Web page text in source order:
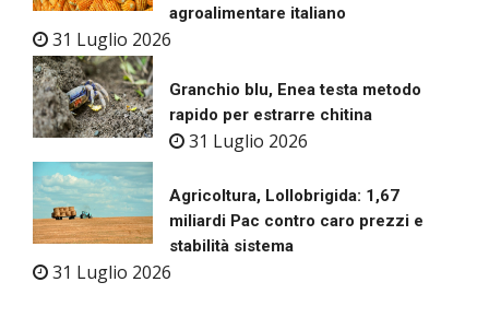
agroalimentare italiano
31 Luglio 2026
Granchio blu, Enea testa metodo
rapido per estrarre chitina
31 Luglio 2026
Agricoltura, Lollobrigida: 1,67
miliardi Pac contro caro prezzi e
stabilità sistema
31 Luglio 2026